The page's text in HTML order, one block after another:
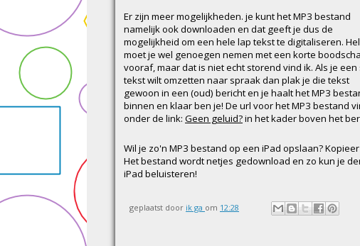
Er zijn meer mogelijkheden. je kunt het MP3 bestand
namelijk ook downloaden en dat geeft je dus de
mogelijkheid om een hele lap tekst te digitaliseren.
moet je wel genoegen nemen met een korte
vooraf, maar dat is niet echt storend vind ik. Als je een
tekst wilt omzetten naar spraak dan plak je die tekst
gewoon in een (oud) bericht en je haalt het MP3
binnen en klaar ben je! De url voor het MP3 bestand
onder de link: Geen geluid?in het kader boven het
Wil je zo'n MP3 bestand op een iPad opslaan?
Het bestand wordt netjes gedownload en zo kun je
iPad beluisteren!
geplaatst door ik ga om 12:28